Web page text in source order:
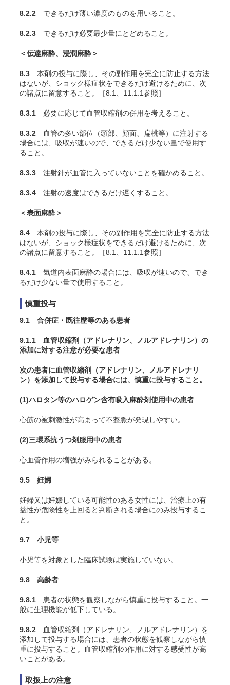
8.2.2 できるだけ薄い濃度のものを用いること。
8.2.3 できるだけ必要最少量にとどめること。
＜伝達麻酔、浸潤麻酔＞
8.3 本剤の投与に際し、その副作用を完全に防止する方法
はないが、ショック様症状をできるだけ避けるために、次
の諸点に留意すること。［8.1、11.1.1参照］
8.3.1 必要に応じて血管収縮剤の併用を考えること。
8.3.2 血管の多い部位（頭部、顔面、扁桃等）に注射する
場合には、吸収が速いので、できるだけ少ない量で使用す
ること。
8.3.3 注射針が血管に入っていないことを確かめること。
8.3.4 注射の速度はできるだけ遅くすること。
＜表面麻酔＞
8.4 本剤の投与に際し、その副作用を完全に防止する方法
はないが、ショック様症状をできるだけ避けるために、次
の諸点に留意すること。［8.1、11.1.1参照］
8.4.1 気道内表面麻酔の場合には、吸収が速いので、でき
るだけ少ない量で使用すること。
慎重投与
9.1 合併症・既往歴等のある患者
9.1.1 血管収縮剤（アドレナリン、ノルアドレナリン）の
添加に対する注意が必要な患者
次の患者に血管収縮剤（アドレナリン、ノルアドレナリ
ン）を添加して投与する場合には、慎重に投与すること。
(1)ハロタン等のハロゲン含有吸入麻酔剤使用中の患者
心筋の被刺激性が高まって不整脈が発現しやすい。
(2)三環系抗うつ剤服用中の患者
心血管作用の増強がみられることがある。
9.5 妊婦
妊婦又は妊娠している可能性のある女性には、治療上の有
益性が危険性を上回ると判断される場合にのみ投与するこ
と。
9.7 小児等
小児等を対象とした臨床試験は実施していない。
9.8 高齢者
9.8.1 患者の状態を観察しながら慎重に投与すること。一
般に生理機能が低下している。
9.8.2 血管収縮剤（アドレナリン、ノルアドレナリン）を
添加して投与する場合には、患者の状態を観察しながら慎
重に投与すること。血管収縮剤の作用に対する感受性が高
いことがある。
取扱上の注意